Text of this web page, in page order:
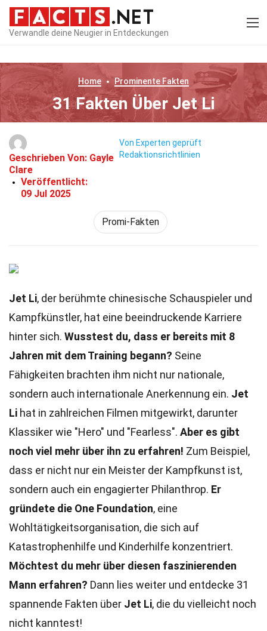
Verwandle deine Neugier in Entdeckungen
Home Prominente Fakten
31 Fakten Über Jet Li
Geschrieben Von: Gayle
Clare
Veröffentlicht:
09 Jul 2025
Von Experten geprüft
Redaktionsrichtlinien
Promi-Fakten
Jet Li, der berühmte chinesische Schauspieler und
Kampfkünstler, hat eine beeindruckende Karriere
hinter sich. Wusstest du, dass er bereits mit 8
Jahren mit dem Training begann? Seine
Fähigkeiten brachten ihm nicht nur nationale,
sondern auch internationale Anerkennung ein. Jet
Li hat in zahlreichen Filmen mitgewirkt, darunter
Klassiker wie "Hero" und "Fearless". Aber es gibt
noch viel mehr über ihn zu erfahren! Zum Beispiel,
dass er nicht nur ein Meister der Kampfkunst ist,
sondern auch ein engagierter Philanthrop. Er
gründete die One Foundation, eine
Wohltätigkeitsorganisation, die sich auf
Katastrophenhilfe und Kinderhilfe konzentriert.
Möchtest du mehr über diesen faszinierenden
Mann erfahren? Dann lies weiter und entdecke 31
spannende Fakten über Jet Li, die du vielleicht noch
nicht kanntest!